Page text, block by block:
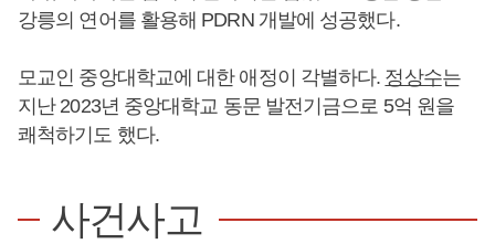
강릉의 연어를 활용해 PDRN 개발에 성공했다.
모교인 중앙대학교에 대한 애정이 각별하다. 정상수는
지난 2023년 중앙대학교 동문 발전기금으로 5억 원을
쾌척하기도 했다.
사건사고